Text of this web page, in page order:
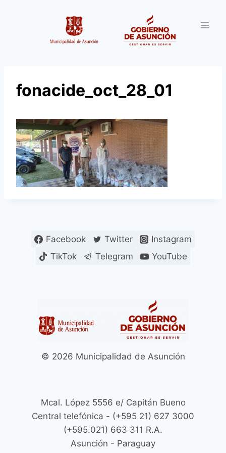
fonacide_oct_28_01
Facebook Twitter
Instagram
TikTok
Telegram YouTube
© 2026 Municipalidad de Asunción
Mcal. López 5556 e/ Capitán Bueno
Central telefónica - (+595 21) 627 3000
(+595.021) 663 311 R.A.
Asunción - Paraguay